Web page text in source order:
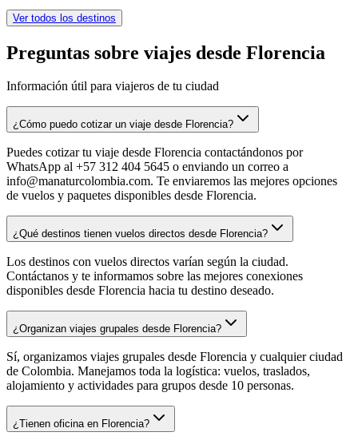
Ver todos los destinos
Preguntas sobre viajes desde Florencia
Información útil para viajeros de tu ciudad
¿Cómo puedo cotizar un viaje desde Florencia?
Puedes cotizar tu viaje desde Florencia contactándonos por
WhatsApp al +57 312 404 5645 o enviando un correo a
info@manaturcolombia.com. Te enviaremos las mejores opciones
de vuelos y paquetes disponibles desde Florencia.
¿Qué destinos tienen vuelos directos desde Florencia?
Los destinos con vuelos directos varían según la ciudad.
Contáctanos y te informamos sobre las mejores conexiones
disponibles desde Florencia hacia tu destino deseado.
¿Organizan viajes grupales desde Florencia?
Sí, organizamos viajes grupales desde Florencia y cualquier ciudad
de Colombia. Manejamos toda la logística: vuelos, traslados,
alojamiento y actividades para grupos desde 10 personas.
¿Tienen oficina en Florencia?